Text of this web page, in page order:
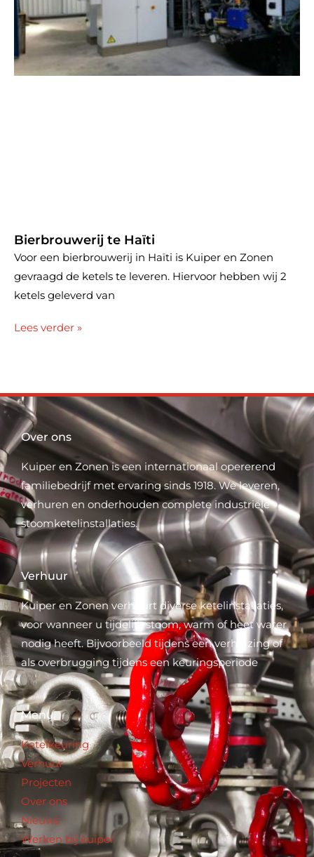
Bierbrouwerij te Haïti
Voor een bierbrouwerij in Haïti is Kuiper en Zonen
gevraagd de ketels te leveren. Hiervoor hebben wij 2
ketels geleverd van
Lees verder »
Over ons
Kuiper en Zonen is een internationaal opererend
familiebedrijf met ervaring sinds 1918. We leveren,
verhuren en onderhouden complete industriële
stoomketelinstallaties.
Verhuur
Kuiper en Zonen verhuurt diverse ketelinstallaties,
voor wanneer u tijdelijk stoom, warm of heet water
nodig heeft. Bijvoorbeeld tijdens een verhuizing of
als overbrugging tijdens een keuringsperiode
Menu
Ketelkeuring
Verhuur
Projecten
Over ons
Nieuws
Werken bij kuiper